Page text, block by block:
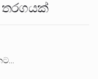
තරගයක්